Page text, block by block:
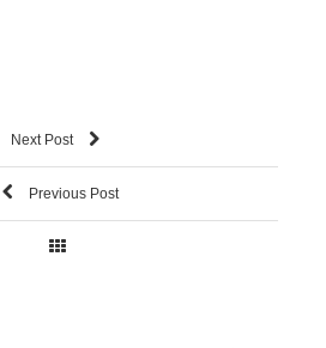
Next Post
Previous Post